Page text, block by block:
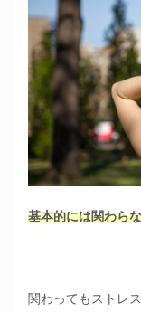
基本的には関わら
関わってもストレ